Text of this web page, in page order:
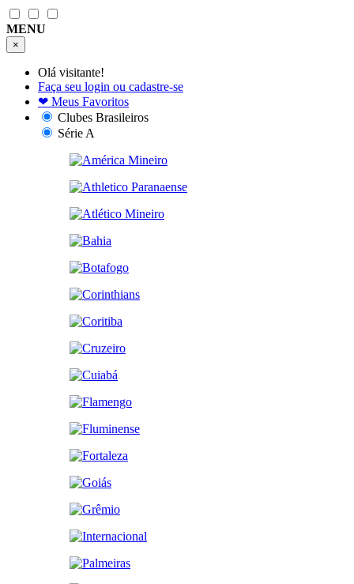
MENU
×
Olá visitante!
Faça seu login ou cadastre-se
❤ Meus Favoritos
Clubes Brasileiros
Série A